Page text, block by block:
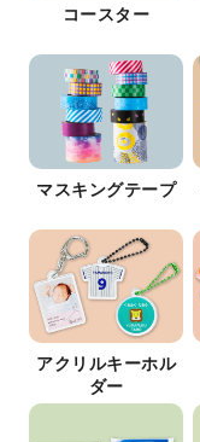
コースター
マスキングテープ
アクリルキーホル
ダー